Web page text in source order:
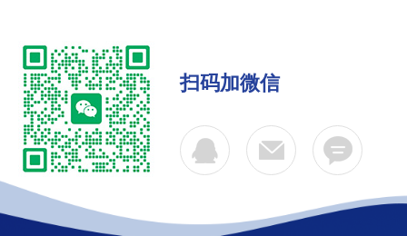
扫码加微信